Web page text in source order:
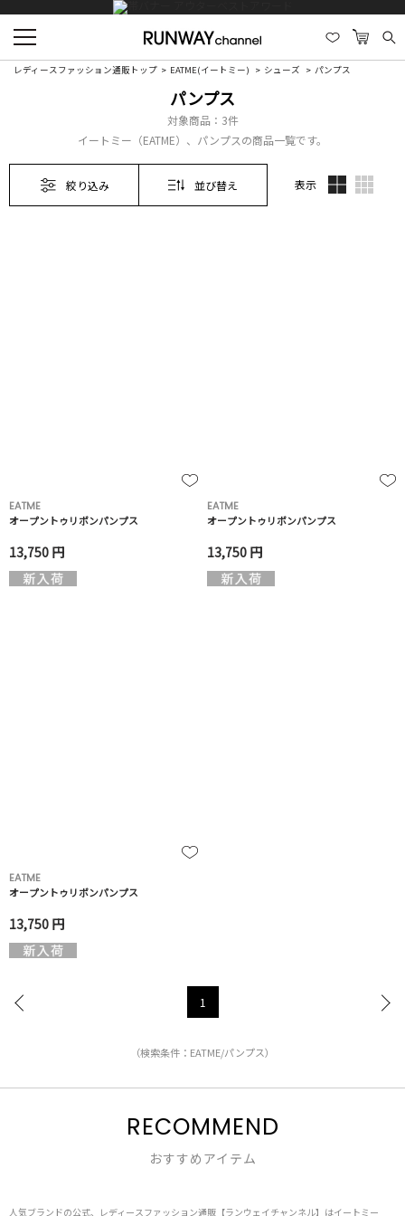
レディースファッション通販トップ EATME(イートミー) シューズ パンプス
パンプス
対象商品： 3件
イートミー（EATME）、パンプスの商品一覧です。
絞り込み 並び替え 表示
EATME
オープントゥリボンパンプス
13,750 円
EATME
オープントゥリボンパンプス
13,750 円
EATME
オープントゥリボンパンプス
13,750 円
1
（検索条件：EATME/パンプス）
RECOMMEND
おすすめアイテム
人気ブランドの公式、レディースファッション通販【ランウェイチャンネル】はイートミー